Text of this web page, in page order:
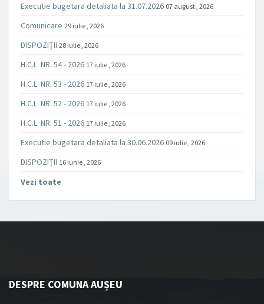
Executie bugetara detaliata la 31.07.2026 07 august , 2026
Comunicare 29 iulie , 2026
DISPOZIȚII 28 iulie , 2026
H.C.L. NR. 54 - 2026 17 iulie , 2026
H.C.L. NR. 53 - 2026 17 iulie , 2026
H.C.L. NR. 52 - 2026 17 iulie , 2026
H.C.L. NR. 51 - 2026 17 iulie , 2026
Executie bugetara detaliata la 30.06.2026 09 iulie , 2026
DISPOZIȚII 16 iunie , 2026
Vezi toate
DESPRE COMUNA AUȘEU